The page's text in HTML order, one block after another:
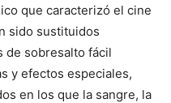
que caracterizó el cine
sido sustituidos
de sobresalto fácil
y efectos especiales,
en los que la sangre, la